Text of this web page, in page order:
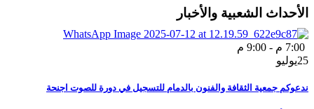
الأحداث الشعبية والأخبار
7:00 م - 9:00 م
25يوليو
ندعوكم جمعية الثقافة والفنون بالدمام للتسجيل في دورة للصوت اجنحة